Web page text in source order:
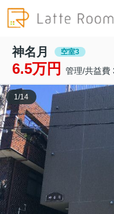
神名月 空室3
6.5万円 管理/共益費
1 /14